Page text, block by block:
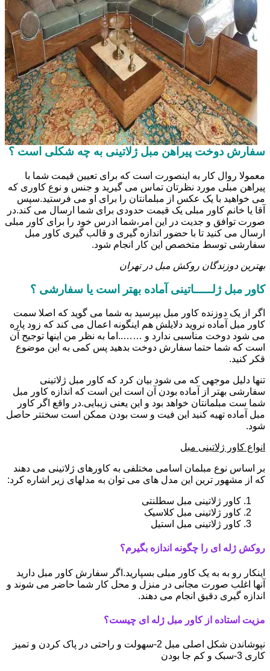
سفارش دوخت پیراهن مبل ژلاتینی به چه شکلی است ؟
معمولا روال کار به اینصورت است که برای تعیین قیمت شما با
پیراهن مبلی مورد نظرتان تماس می گیرید و جنس و نوع کاوری که
می خواهید با یک عکس از مبلمانتان را برای او می فرستید.سپس
آقا یا خانم کاور مبلی یک قیمت حدودی برای شما ارسال می کند.در
صورت توافق و جدیت در این امر،شما ادرس خود را برای کاور مبلی
ارسال می کنید تا با حضور اندازه گیری و قالب گیری کاور مبل
سفارشی توسط متخصص این کار انجام شود.
بهترین دوزندگان روکش مبل در تهران
کاور مبل ژلـــــاتینی آماده بهتر است یا سفارشی ؟
اگر از یک دوزنده کاور مبل بپرسید به شما می گوید که اصلا سمت
کاور مبل آماده نروید دلایلش هم اینگونه اعمال می کند که زود پاره
می شود دوخت مناسبی ندارد و ……..اما به نظر من اینها توجیح آن
است که شما حتما سفارش دوخت بدهید پس کمی به این موضوع
قکر کنید.
تنها دلیل موجهی که می شود بیان کرد که کاور مبل ژلاتینی
سفارشی بهتر از آماده بودن آن است این است که اندازه کاور مبل
شما ست مبلمانتان خواهد بود و این یعنی زیبایی.در واقع اگر کاور
مبل آماده تهیه کنید این فیت و ست بودن ممکن است سختتر حاصل
شود.
انواع کاور ژلاتینی مبل
بر اساس نوع مبلمان اسامی مختلفی به کاورهای ژلاتینی می دهند
که از مشهور ترین این مدل های می توان به مدلهای زیر اشاره کرد:
کاور ژلاتینی مبل سطلنتی
کاور ژلاتینی مبل کلاسیک
کاور ژلاتینی مبل استیل
روکش ژله ای را چگونه اندازه بگیرم؟
اینکار رو به به یک کاور مبلی بسپارید.اگر سفارش کاور مبل دارید
آنها اغلب صورت مجانی در منزل و محل کار شما حاضر می شوند و
اندازه گیری دقیق انجام می دهند.
مزیت استاده از کاور مبل ژله ای چیست؟
نپوشاندن شکل اصلی مبل 2-سهولت و راحتی در پاک کردن و تمیز
کاری 3-سبک و کم جا بودن